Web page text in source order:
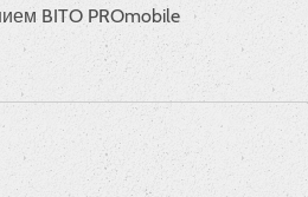
BITO PROmobile